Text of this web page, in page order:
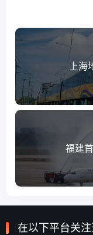
上海
福建
在以下平台关